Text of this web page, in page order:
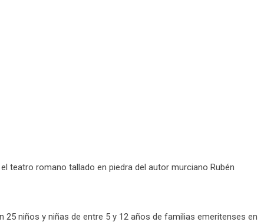
teatro romano tallado en piedra del autor murciano Rubén
niños y niñas de entre 5 y 12 años de familias emeritenses en